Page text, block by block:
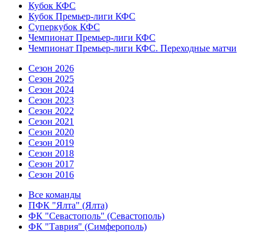
Кубок КФС
Кубок Премьер-лиги КФС
Суперкубок КФС
Чемпионат Премьер-лиги КФС
Чемпионат Премьер-лиги КФС. Переходные матчи
Сезон 2026
Сезон 2025
Сезон 2024
Сезон 2023
Сезон 2022
Сезон 2021
Сезон 2020
Сезон 2019
Сезон 2018
Сезон 2017
Сезон 2016
Все команды
ПФК "Ялта" (Ялта)
ФК "Севастополь" (Севастополь)
ФК "Таврия" (Симферополь)